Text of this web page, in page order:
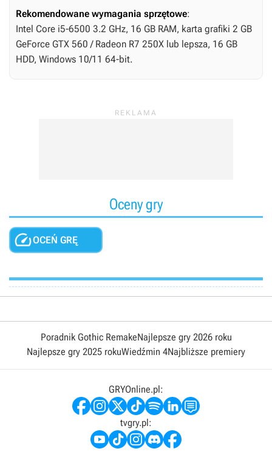
Rekomendowane wymagania sprzętowe:
Intel Core i5-6500 3.2 GHz, 16 GB RAM, karta grafiki 2 GB
GeForce GTX 560 / Radeon R7 250X lub lepsza, 16 GB
HDD, Windows 10/11 64-bit.
Oceny gry
OCEŃ GRĘ
Poradnik Gothic RemakeNajlepsze gry 2026 roku
Najlepsze gry 2025 rokuWiedźmin 4Najbliższe premiery
GRYOnline.pl:
tvgry.pl: